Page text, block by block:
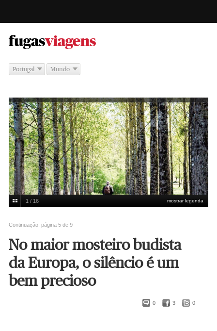
fugas -
viagens
Portugal Mundo
DR/Plum Village
mostrar legenda
1 / 16
Continuação: página 5 de 9
No maior mosteiro budista
da Europa, o silêncio é um
bem precioso
0 3 0